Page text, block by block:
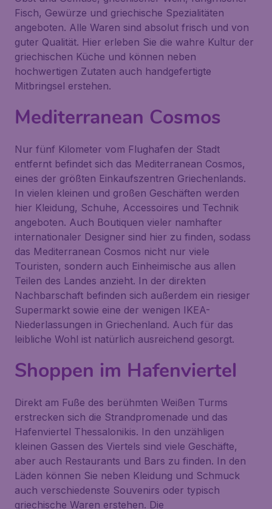
Fisch, Gewürze und griechische Spezialitäten
angeboten. Alle Waren sind absolut frisch und von
guter Qualität. Hier erleben Sie die wahre Kultur der
griechischen Küche und können neben
hochwertigen Zutaten auch handgefertigte
Mitbringsel erstehen.
Mediterranean Cosmos
Nur fünf Kilometer vom Flughafen der Stadt
entfernt befindet sich das Mediterranean Cosmos,
eines der größten Einkaufszentren Griechenlands.
In vielen kleinen und großen Geschäften werden
hier Kleidung, Schuhe, Accessoires und Technik
angeboten. Auch Boutiquen vieler namhafter
internationaler Designer sind hier zu finden, sodass
das Mediterranean Cosmos nicht nur viele
Touristen, sondern auch Einheimische aus allen
Teilen des Landes anzieht. In der direkten
Nachbarschaft befinden sich außerdem ein riesiger
Supermarkt sowie eine der wenigen IKEA-
Niederlassungen in Griechenland. Auch für das
leibliche Wohl ist natürlich ausreichend gesorgt.
Shoppen im Hafenviertel
Direkt am Fuße des berühmten Weißen Turms
erstrecken sich die Strandpromenade und das
Hafenviertel Thessalonikis. In den unzähligen
kleinen Gassen des Viertels sind viele Geschäfte,
aber auch Restaurants und Bars zu finden. In den
Läden können Sie neben Kleidung und Schmuck
auch verschiedenste Souvenirs oder typisch
griechische Waren erstehen. Die